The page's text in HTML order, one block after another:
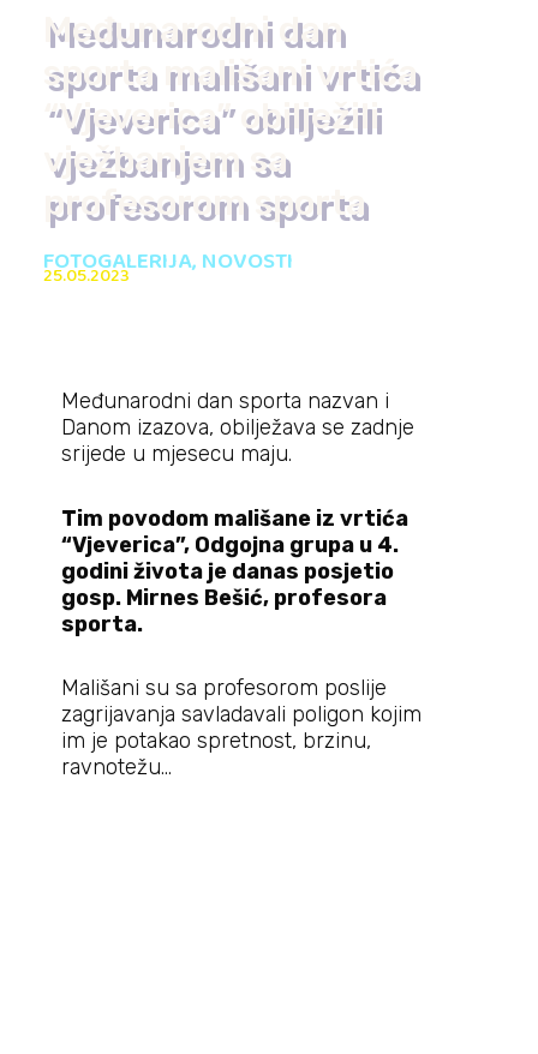
Međunarodni dan
sporta mališani vrtića
“Vjeverica” obilježili
vježbanjem sa
profesorom sporta
FOTOGALERIJA,NOVOSTI
25.05.2023
Međunarodni dan sporta nazvan i
Danom izazova, obilježava se zadnje
srijede u mjesecu maju.
Tim povodom mališane iz vrtića
“Vjeverica”, Odgojna grupa u 4.
godini života je danas posjetio
gosp. Mirnes Bešić, profesora
sporta.
Mališani su sa profesorom poslije
zagrijavanja savladavali poligon kojim
im je potakao spretnost, brzinu,
ravnotežu…